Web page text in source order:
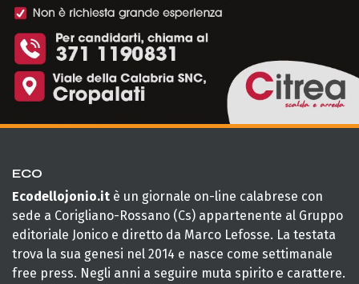
ECO
Ecodellojonio.it è un giornale on-line calabrese con
sede a Corigliano-Rossano (Cs) appartenente al Gruppo
editoriale Jonico e diretto da Marco Lefosse. La testata
trova la sua genesi nel 2014 e nasce come settimanale
free press. Negli anni a seguire muta spirito e carattere.